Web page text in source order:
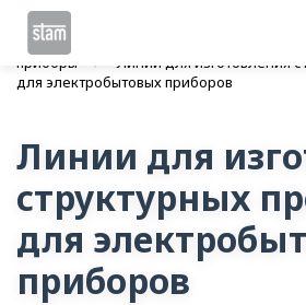
Home
приборы
Линии для изготовления
для электробытовых приборов
Линии для
структурных
для
приборов